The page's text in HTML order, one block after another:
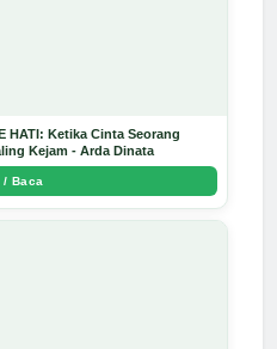
HATI: Ketika Cinta Seorang
Kejam - Arda Dinata
/ Baca